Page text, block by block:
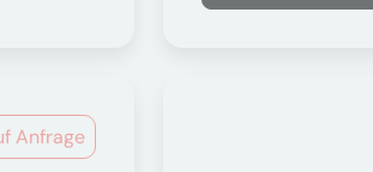
Anfrage